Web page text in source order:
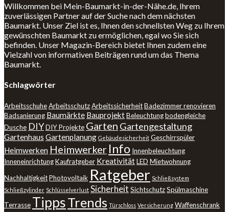
Willkommen bei Mein-Baumarkt-in-der-Nähe.de, Ihrem
zuverlässigen Partner auf der Suche nach dem nächsten
Baumarkt. Unser Ziel ist es, Ihnen den schnellsten Weg zu Ihrem
gewünschten Baumarkt zu ermöglichen, egal wo Sie sich
befinden. Unser Magazin-Bereich bietet Ihnen zudem eine
Vielzahl von informativen Beiträgen rund um das Thema
Baumarkt.
Schlagwörter
ArbeitsschuheArbeitsschutzArbeitssicherheitBadezimmer renovieren
Badsanierung Baumärkte BauprojektBeleuchtungbodengleiche
Dusche DIYDIY Projekte Garten Gartengestaltung
Gartenhaus Gartenplanung Gebäudesicherheit Geschirrspüler
Heimwerken Heimwerker Info Innenbeleuchtung
InneneinrichtungKaufratgeber KreativitätLED Mietwohnung
NachhaltigkeitPhotovoltaik Ratgeber Schließsystem
Schließzylinder Schlüsselverlust Sicherheit SichtschutzSpülmaschine
Terrasse TippsTrends Türschloss Versicherung Waffenschrank